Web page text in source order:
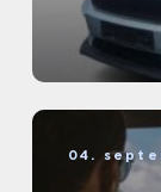
04.